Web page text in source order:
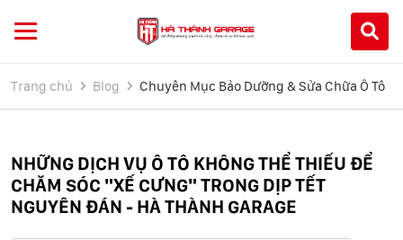
Trang chủ Blog Chuyên Mục Bảo Dưỡng & Sửa Chữa Ô Tô
NHỮNG DỊCH VỤ Ô TÔ KHÔNG THỂ THIẾU ĐỂ
CHĂM SÓC "XẾ CƯNG" TRONG DỊP TẾT
NGUYÊN ĐÁN - HÀ THÀNH GARAGE